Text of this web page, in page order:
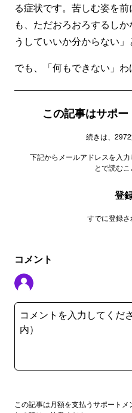
る症状です。苦しむ姿を
も、ただおろおろするし
うしていいか分からない」
でも、「何もできない」わ
この記事はサポ
続きは、2972
下記からメールアドレスを入
とで読む
登
すでに登録さ
コメント
この記事は月額を支払うサポート